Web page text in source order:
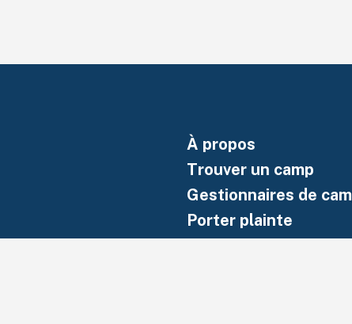
À propos
Trouver un camp
Gestionnaires de
Porter plainte